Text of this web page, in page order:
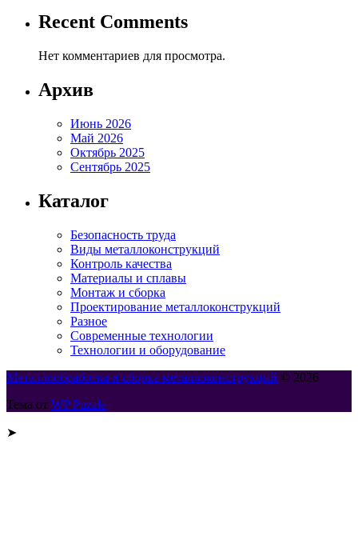
Recent Comments
Нет комментариев для просмотра.
Архив
Июнь 2026
Май 2026
Октябрь 2025
Сентябрь 2025
Каталог
Безопасность труда
Виды металлоконструкций
Контроль качества
Материалы и сплавы
Монтаж и сборка
Проектирование металлоконструкций
Разное
Современные технологии
Технологии и оборудование
Металлообработка и сборка металлоконструкций © 2026
Тема от WP Puzzle
➤